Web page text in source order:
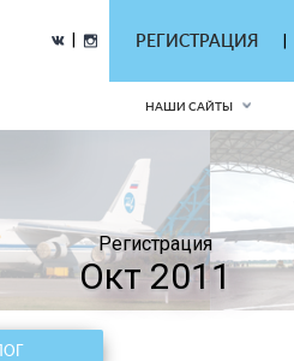
РЕГИСТРАЦИЯ
НАШИ САЙТЫ
Регистрация
Окт 2011